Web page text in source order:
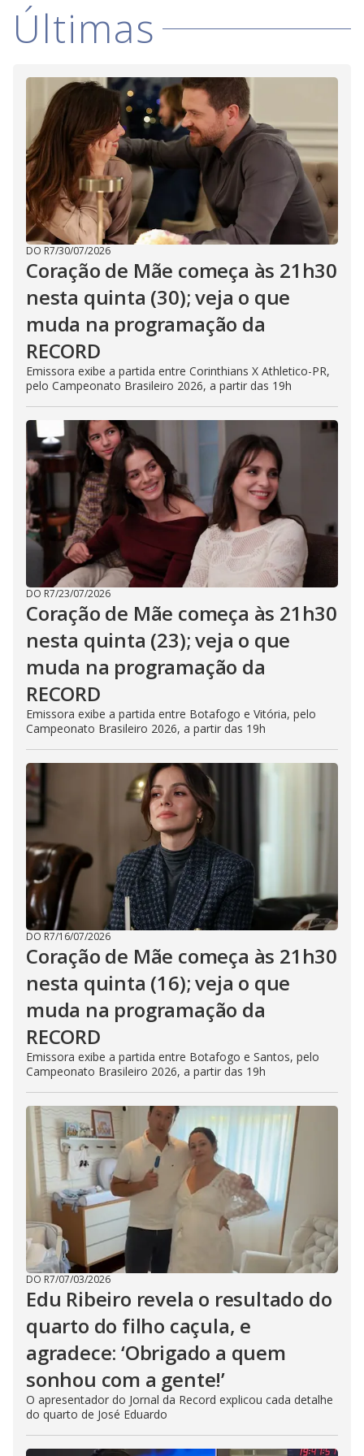
V
i
d
e
o
Últimas
DO R7/30/07/2026
Coração de Mãe começa às 21h30
nesta quinta (30); veja o que
muda na programação da
RECORD
Emissora exibe a partida entre Corinthians X Athletico-PR,
pelo Campeonato Brasileiro 2026, a partir das 19h
DO R7/23/07/2026
Coração de Mãe começa às 21h30
nesta quinta (23); veja o que
muda na programação da
RECORD
Emissora exibe a partida entre Botafogo e Vitória, pelo
Campeonato Brasileiro 2026, a partir das 19h
DO R7/16/07/2026
Coração de Mãe começa às 21h30
nesta quinta (16); veja o que
muda na programação da
RECORD
Emissora exibe a partida entre Botafogo e Santos, pelo
Campeonato Brasileiro 2026, a partir das 19h
DO R7/07/03/2026
Edu Ribeiro revela o resultado do
quarto do filho caçula, e
agradece: ‘Obrigado a quem
sonhou com a gente!’
O apresentador do Jornal da Record explicou cada detalhe
do quarto de José Eduardo